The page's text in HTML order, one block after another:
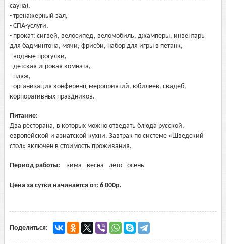
сауна),
- тренажерный зал,
- СПА-услуги,
- прокат: сигвей, велосипед, веломобиль, джамперы, инвентарь
для бадминтона, мячи, фрисби, набор для игры в петанк,
- водные прогулки,
- детская игровая комната,
- пляж,
- организация конференц-мероприятий, юбилеев, свадеб,
корпоративных праздников.
Питание:
Два ресторана, в которых можно отведать блюда русской,
европейской и азиатской кухни. Завтрак по системе «Шведский
стол» включен в стоимость проживания.
Период работы: зима весна лето осень
Цена за сутки начинается от: 6 000р.
Поделиться: